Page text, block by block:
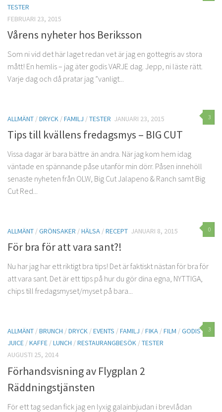
TESTER
FEBRUARI 23, 2015
Vårens nyheter hos Beriksson
Som ni vid det här laget redan vet är jag en gottegris av stora
mått! En hemlis – jag äter godis VARJE dag. Jepp, ni läste rätt.
Varje dag och då pratar jag ”vanligt...
3
ALLMÄNT /DRYCK /FAMILJ /TESTER JANUARI 23, 2015
Tips till kvällens fredagsmys – BIG CUT
Vissa dagar är bara bättre än andra. När jag kom hem idag
väntade en spännande påse utanför min dörr. Påsen innehöll
senaste nyheten från OLW, Big Cut Jalapeno & Ranch samt Big
Cut Red...
0
ALLMÄNT /GRÖNSAKER /HÄLSA /RECEPT JANUARI 8, 2015
För bra för att vara sant?!
Nu har jag har ett riktigt bra tips! Det är faktiskt nästan för bra för
att vara sant. Det är ett tips på hur du gör dina egna, NYTTIGA,
chips till fredagsmyset/myset på bara...
3
ALLMÄNT /BRUNCH /DRYCK /EVENTS /FAMILJ /FIKA /FILM /GODIS/
JUICE /KAFFE /LUNCH /RESTAURANGBESÖK /TESTER
AUGUSTI 25, 2014
Förhandsvisning av Flygplan 2
Räddningstjänsten
För ett tag sedan fick jag en lyxig galainbjudan i brevlådan